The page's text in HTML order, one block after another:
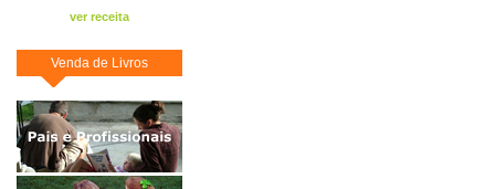
ver receita
Venda de Livros